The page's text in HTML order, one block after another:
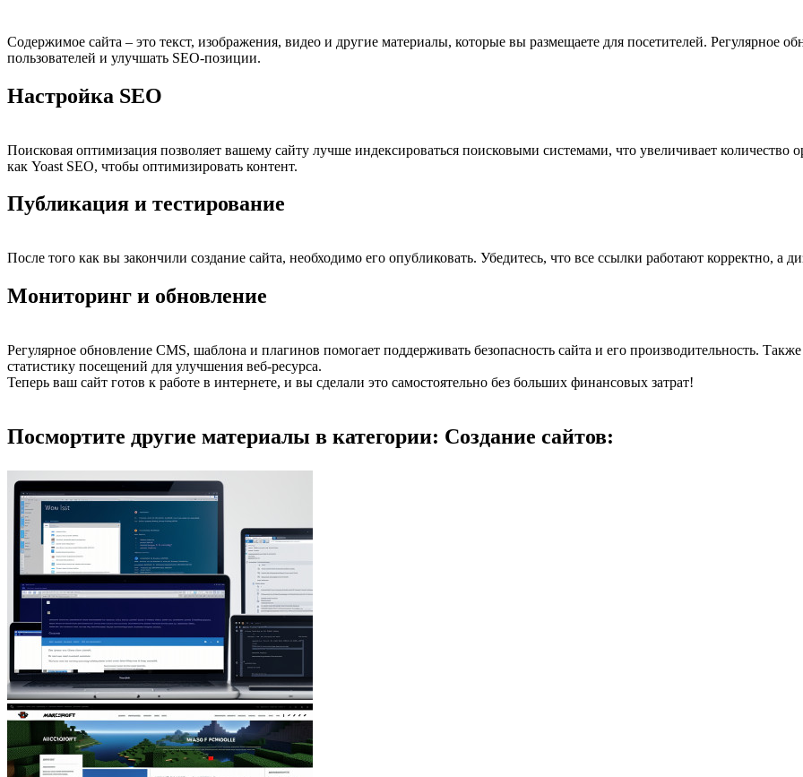
Содержимое сайта – это текст, изображения, видео и другие материалы, которые вы размещаете для посетителей. Регулярное
пользователей и улучшать SEO-позиции.
Настройка SEO
Поисковая оптимизация позволяет вашему сайту лучше индексироваться поисковыми системами, что увеличивает количество
как Yoast SEO, чтобы оптимизировать контент.
Публикация и тестирование
После того как вы закончили создание сайта, необходимо его опубликовать. Убедитесь, что все ссылки работают корректно, а
Мониторинг и обновление
Регулярное обновление CMS, шаблона и плагинов помогает поддерживать безопасность сайта и его производительность.
статистику посещений для улучшения веб-ресурса.
Теперь ваш сайт готов к работе в интернете, и вы сделали это самостоятельно без больших финансовых затрат!
Посмортите другие материалы в категории: Создание сайтов: